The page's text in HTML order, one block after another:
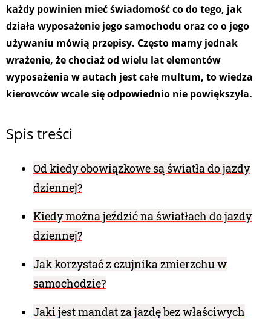
każdy powinien mieć świadomość co do tego, jak
działa wyposażenie jego samochodu oraz co o jego
używaniu mówią przepisy. Często mamy jednak
wrażenie, że chociaż od wielu lat elementów
wyposażenia w autach jest całe multum, to wiedza
kierowców wcale się odpowiednio nie powiększyła.
Spis treści
Od kiedy obowiązkowe są światła do jazdy
dziennej?
Kiedy można jeździć na światłach do jazdy
dziennej?
Jak korzystać z czujnika zmierzchu w
samochodzie?
Jaki jest mandat za jazdę bez właściwych